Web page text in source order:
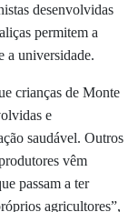
desenvolvidas
permitem a
a universidade.
crianças de Monte
e
saudável. Outros
vêm
passam a ter
agricultores”,